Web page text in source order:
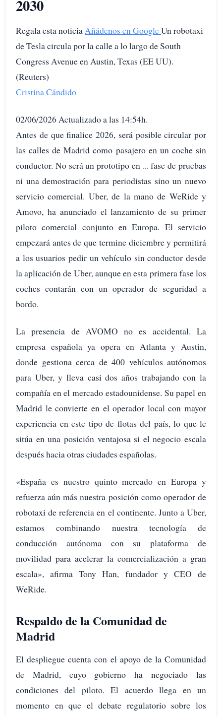
2030
Regala esta noticia Añádenos en GoogleUn robotaxi
de Tesla circula por la calle a lo largo de South
Congress Avenue en Austin, Texas (EE UU).
(Reuters)
Cristina Cándido
02/06/2026 Actualizado a las 14:54h.
Antes de que finalice 2026, será posible circular por
las calles de Madrid como pasajero en un coche sin
conductor. No será un prototipo en ... fase de pruebas
ni una demostración para periodistas sino un nuevo
servicio comercial. Uber, de la mano de WeRide y
Amovo, ha anunciado el lanzamiento de su primer
piloto comercial conjunto en Europa. El servicio
empezará antes de que termine diciembre y permitirá
a los usuarios pedir un vehículo sin conductor desde
la aplicación de Uber, aunque en esta primera fase los
coches contarán con un operador de seguridad a
bordo.
La presencia de AVOMO no es accidental. La
empresa española ya opera en Atlanta y Austin,
donde gestiona cerca de 400 vehículos autónomos
para Uber, y lleva casi dos años trabajando con la
compañía en el mercado estadounidense. Su papel en
Madrid le convierte en el operador local con mayor
experiencia en este tipo de flotas del país, lo que le
sitúa en una posición ventajosa si el negocio escala
después hacia otras ciudades españolas.
«España es nuestro quinto mercado en Europa y
refuerza aún más nuestra posición como operador de
robotaxi de referencia en el continente. Junto a Uber,
estamos combinando nuestra tecnología de
conducción autónoma con su plataforma de
movilidad para acelerar la comercialización a gran
escala», afirma Tony Han, fundador y CEO de
WeRide.
Respaldo de la Comunidad de
Madrid
El despliegue cuenta con el apoyo de la Comunidad
de Madrid, cuyo gobierno ha negociado las
condiciones del piloto. El acuerdo llega en un
momento en que el debate regulatorio sobre los